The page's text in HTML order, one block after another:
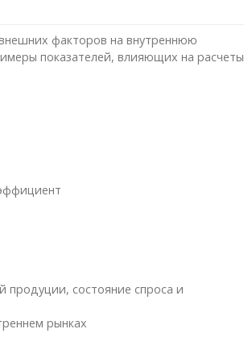
факторов на внутреннюю
показателей, влияющих на расчеты
продуции, состояние спроса и
рынках